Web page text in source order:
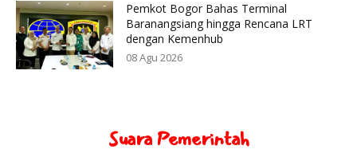
Pemkot Bogor Bahas Terminal
Baranangsiang hingga Rencana LRT
dengan Kemenhub
08 Agu 2026
Suara Pemerintah